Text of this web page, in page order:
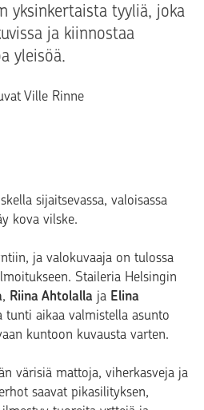
yksinkertaista tyyliä, joka
ja kiinnostaa
yleisöä.
Ville Rinne
sijaitsevassa, valoisassa
kova vilske.
ja valokuvaaja on tulossa
Staileria Helsingin
, Riina Ahtolalla ja Elina
tunti aikaa valmistella asunto
kuntoon kuvausta varten.
värisiä mattoja, viherkasveja ja
saavat pikasilityksen,